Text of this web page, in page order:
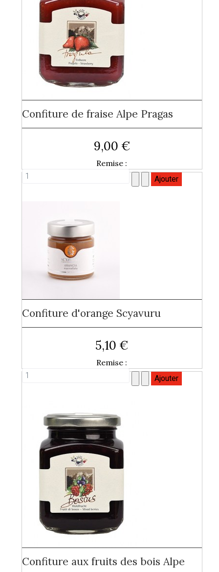
Confiture de fraise Alpe Pragas
9,00 €
Remise :
Confiture d'orange Scyavuru
5,10 €
Remise :
Confiture aux fruits des bois Alpe